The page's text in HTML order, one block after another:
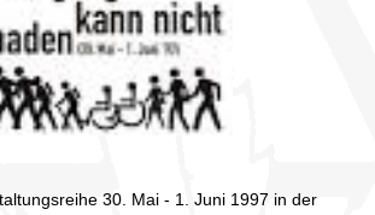
30. Mai - 1. Juni 1997 in der